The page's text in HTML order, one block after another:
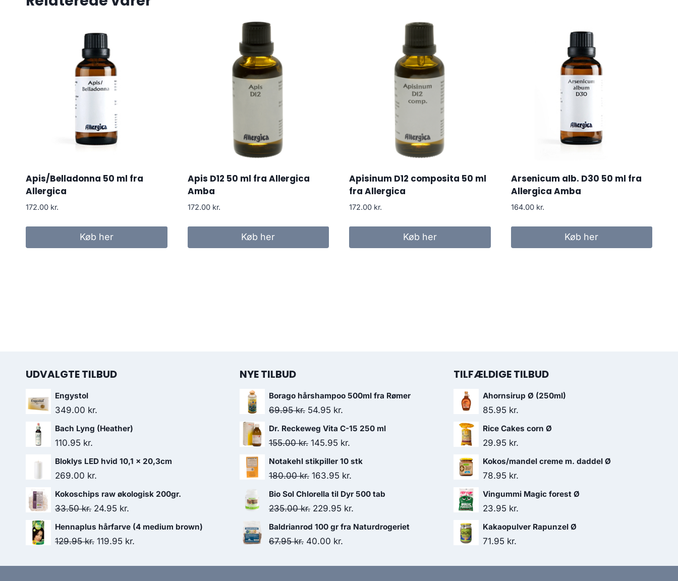
Apis/Belladonna 50 ml fra
Allergica
172.00 kr.
Køb her
Apis D12 50 ml fra Allergica
Amba
172.00 kr.
Køb her
Apisinum D12 composita 50 ml
fra Allergica
172.00 kr.
Køb her
Arsenicum alb. D30 50 ml fra
Allergica Amba
164.00 kr.
Køb her
UDVALGTE TILBUD
Engystol
349.00 kr.
Bach Lyng (Heather)
110.95 kr.
Bloklys LED hvid 10,1 x 20,3cm
269.00 kr.
Kokoschips raw økologisk 200gr.
33.50kr. Den
oprindelige
pris
33.50 kr..
24.95 kr.
aktuelle
pris
24.95 kr..
Hennaplus hårfarve (4 medium brown)
129.95kr. Den
119.95 kr.
NYE TILBUD
Borago hårshampoo 500ml fra Rømer
69.95kr. Den
oprindelige
pris
69.95 kr..
54.95 kr.
aktuelle
pris
54.95 kr..
Dr. Reckeweg Vita C-15 250 ml
155.00kr. Den
oprindelige
pris
155.00 kr..
145.95 kr.
aktuelle
Notakehl stikpiller 10 stk
180.00kr. Den
oprindelige
pris
180.00 kr..
163.95 kr.
aktuelle
pris
Bio Sol Chlorella til Dyr 500 tab
235.00kr. Den
oprindelige
pris
235.00 kr..
229.95 kr.
aktuelle
229.95 kr..
Baldrianrod 100 gr fra Naturdrogeriet
67.95kr. Den
40.00 kr.
TILFÆLDIGE TILBUD
Ahornsirup Ø (250ml)
85.95 kr.
Rice Cakes corn Ø
29.95 kr.
Kokos/mandel creme m. daddel Ø
78.95 kr.
Vingummi Magic forest Ø
23.95 kr.
Kakaopulver Rapunzel Ø
71.95 kr.